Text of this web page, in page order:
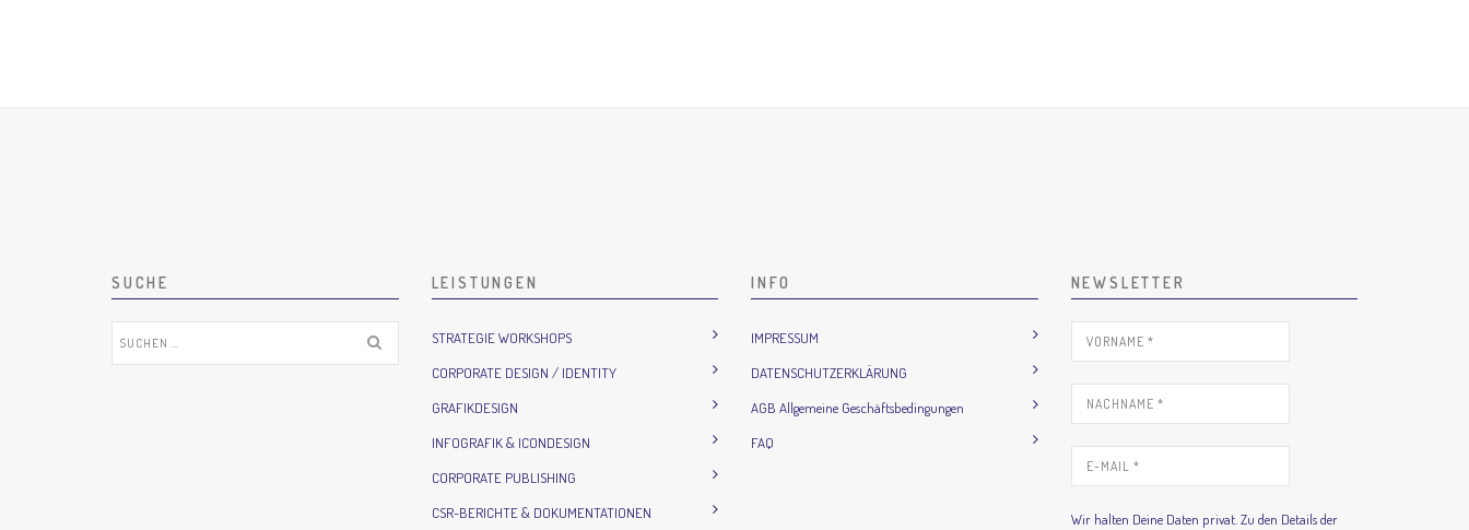
SUCHE
Suchen
LEISTUNGEN
STRATEGIE WORKSHOPS
CORPORATE DESIGN / IDENTITY
GRAFIKDESIGN
INFOGRAFIK & ICONDESIGN
CORPORATE PUBLISHING
CSR-BERICHTE & DOKUMENTATIONEN
INFO
IMPRESSUM
DATENSCHUTZERKLÄRUNG
AGB Allgemeine Geschäftsbedingungen
FAQ
NEWSLETTER
Wir halten Deine Daten privat. Zu den Details der